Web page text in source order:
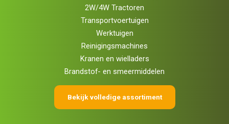
2W/4W Tractoren
Transportvoertuigen
Werktuigen
Reinigingsmachines
Kranen en wielladers
Brandstof- en smeermiddelen
Bekijk volledige assortiment